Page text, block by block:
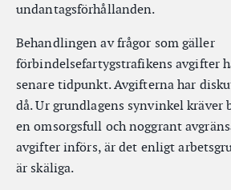
undantagsförhållanden.
Behandlingen av frågor som gäller
förbindelsefartygstrafikens avgifter
senare tidpunkt. Avgifterna har
då. Ur grundlagens synvinkel kräver
en omsorgsfull och noggrant
avgifter införs, är det enligt
är skäliga.